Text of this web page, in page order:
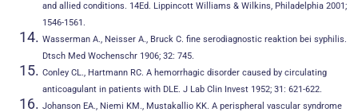
and allied conditions. 14Ed. Lippincott Williams & Wilkins, Philadelphia 2001;
1546-1561.
Wasserman A., Neisser A., Bruck C. fine serodiagnostic reaktion bei syphilis.
Dtsch Med Wochenschr 1906; 32: 745.
Conley CL., Hartmann RC. A hemorrhagic disorder caused by circulating
anticoagulant in patients with DLE. J Lab Clin Invest 1952; 31: 621-622.
Johanson EA., Niemi KM., Mustakallio KK. A perispheral vascular syndrome